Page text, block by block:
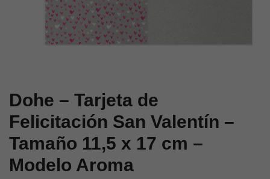
Modelo
Fantasia
Modelo
Mimo
Dohe – Tarjeta de
Felicitación San Valentín –
Tamaño 11,5 x 17 cm –
Modelo Aroma